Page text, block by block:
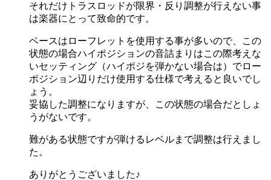
それだけトラスロッドが限界・反り調整が行えない事
は楽器にとって致命的です。
ベースはローフレットを使用する事が多いので、この
状態の場合ハイポジションの音詰まりはこの際考えな
いセッティング（ハイポジを弾かない場合は）でロー
ポジション辺りだけ使用する仕様で考えると良いでし
ょう。
妥協した調整になりますが、この状態の場合だとしょ
うがないです。
難がある状態ですが弾けるレベルまで調整は行えまし
た。
ありがとうございました♪